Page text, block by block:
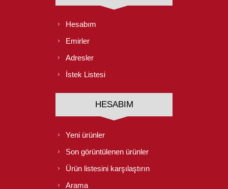
Hesabım
Emirler
Adresler
İstek Listesi
HESABIM
Yeni ürünler
Son görüntülenen ürünler
Ürün listesini karşılaştırın
Arama